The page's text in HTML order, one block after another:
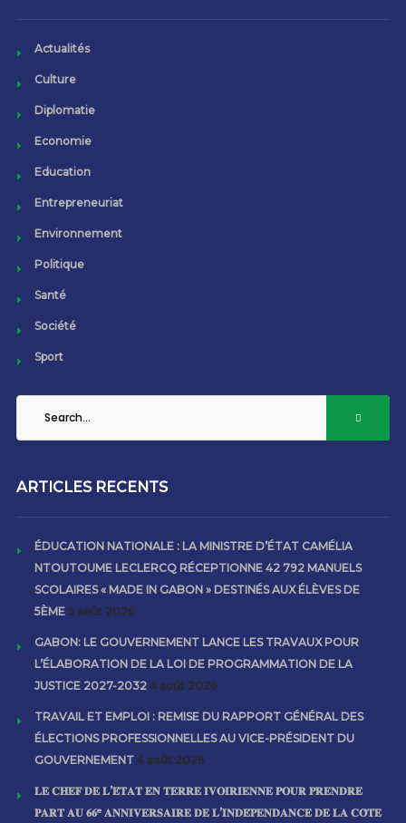
Actualités
Culture
Diplomatie
Economie
Education
Entrepreneuriat
Environnement
Politique
Santé
Société
Sport
ARTICLES RECENTS
ÉDUCATION NATIONALE : LA MINISTRE D’ÉTAT CAMÉLIA
NTOUTOUME LECLERCQ RÉCEPTIONNE 42 792 MANUELS
SCOLAIRES « MADE IN GABON » DESTINÉS AUX ÉLÈVES DE
5ÈME 5 août 2026
GABON: LE GOUVERNEMENT LANCE LES TRAVAUX POUR
L’ÉLABORATION DE LA LOI DE PROGRAMMATION DE LA
JUSTICE 2027-2032 4 août 2026
TRAVAIL ET EMPLOI : REMISE DU RAPPORT GÉNÉRAL DES
ÉLECTIONS PROFESSIONNELLES AU VICE-PRÉSIDENT DU
GOUVERNEMENT 4 août 2026
𝐋𝐄 𝐂𝐇𝐄𝐅 𝐃𝐄 𝐋’𝐄́𝐓𝐀𝐓 𝐄𝐍 𝐓𝐄𝐑𝐑𝐄 𝐈𝐕𝐎𝐈𝐑𝐈𝐄𝐍𝐍𝐄 𝐏𝐎𝐔𝐑 𝐏𝐑𝐄𝐍𝐃𝐑𝐄
𝐏𝐀𝐑𝐓 𝐀𝐔 𝟔𝟔ᵉ 𝐀𝐍𝐍𝐈𝐕𝐄𝐑𝐒𝐀𝐈𝐑𝐄 𝐃𝐄 𝐋’𝐈𝐍𝐃𝐄́𝐏𝐄𝐍𝐃𝐀𝐍𝐂𝐄 𝐃𝐄 𝐋𝐀 𝐂𝐎̂𝐓𝐄